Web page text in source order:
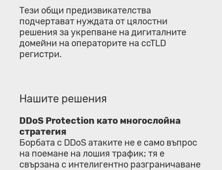
Тези общи предизвикателства
подчертават нуждата от цялостни
решения за укрепване на дигиталните
домейни на операторите на ccTLD
регистри.
Нашите решения
DDoS Protection като многослойна
стратегия
Борбата с DDoS атаките не е само въпрос
на поемане на лошия трафик; тя е
свързана с интелигентно разграничаване